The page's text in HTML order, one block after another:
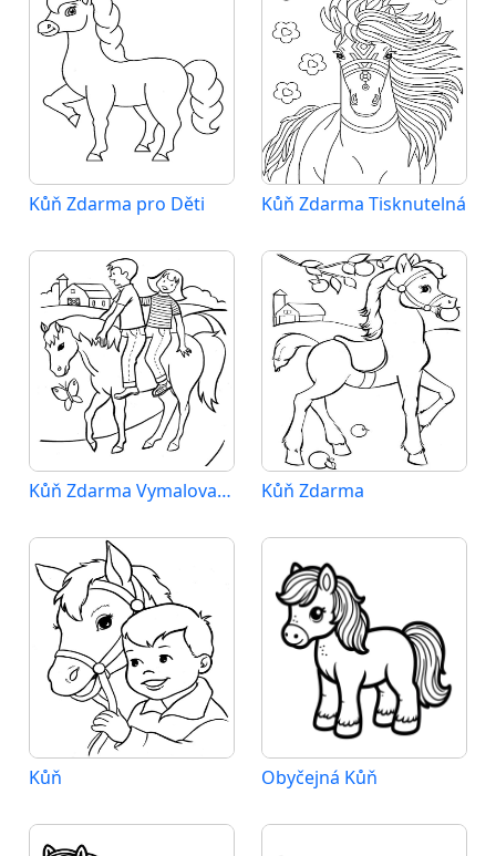
Kůň Zdarma pro Děti Kůň Zdarma Tisknutelná
Kůň Zdarma Vymalovatelné Obrázek Kůň Zdarma
Kůň Obyčejná Kůň